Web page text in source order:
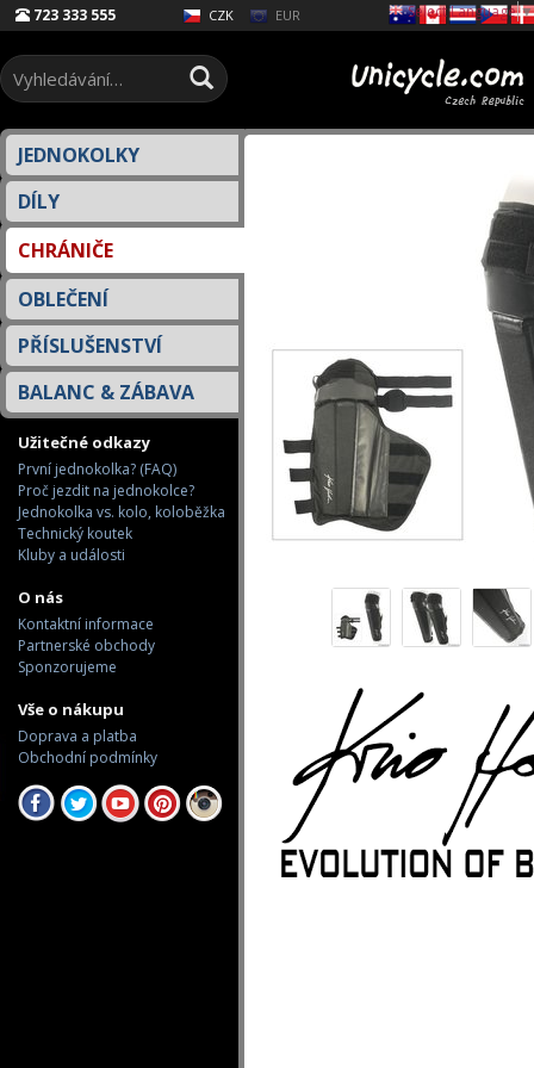
723 333 555 CZK EUR
JEDNOKOLKY
DÍLY
CHRÁNIČE
OBLEČENÍ
PŘÍSLUŠENSTVÍ
BALANC & ZÁBAVA
Užitečné odkazy
První jednokolka? (FAQ)
Proč jezdit na jednokolce?
Jednokolka vs. kolo, koloběžka
Technický koutek
Kluby a události
O nás
Kontaktní informace
Partnerské obchody
Sponzorujeme
Vše o nákupu
Doprava a platba
Obchodní podmínky
Select Language▼